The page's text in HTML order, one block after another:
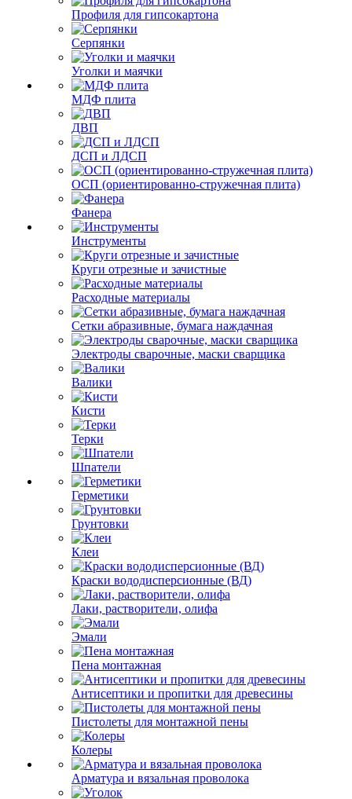
Профиля для гипсокартона
Серпянки
Уголки и маячки
МДФ плита
ДВП
ДСП и ЛДСП
ОСП (ориентированно-стружечная плита)
Фанера
Инструменты
Круги отрезные и зачистные
Расходные материалы
Сетки абразивные, бумага наждачная
Электроды сварочные, маски сварщика
Валики
Кисти
Терки
Шпатели
Герметики
Грунтовки
Клеи
Краски вододисперсионные (ВД)
Лаки, растворители, олифа
Эмали
Пена монтажная
Антисептики и пропитки для древесины
Пистолеты для монтажной пены
Колеры
Арматура и вязальная проволока